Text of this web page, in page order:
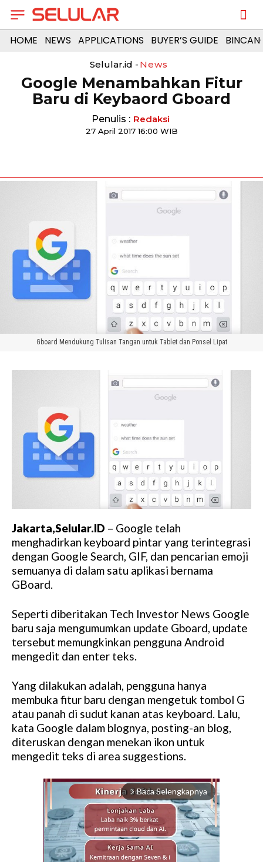
HOME NEWS APPLICATIONS BUYER’S GUIDE
Selular.id - News
Google Menambahkan Fitur
Baru di Keybaord Gboard
Penulis : Redaksi
27 April 2017 16:00 WIB
Gboard Mendukung Tulisan Tangan untuk Tablet dan Ponsel Lipat
Jakarta,Selular.ID – Google telah
menghadirkan keyboard pintar yang terintegrasi
dengan Google Search, GIF, dan pencarian emoji
semuanya di dalam satu aplikasi bernama
GBoard.
Seperti diberitakan Tech Investor News Google
baru saja mengumumkan update Gboard, update
tersebut memungkinkan pengguna Android
mengedit dan enter teks.
Yang dilakukan adalah, pengguna hanya
membuka fitur baru dengan mengetuk tombol G
atau panah di sudut kanan atas keyboard. Lalu,
kata Google dalam blognya, posting-an blog,
diteruskan dengan menekan ikon untuk
mengedit teks di area suggestions.
arrow_forward_ios Baca Selengkapnya